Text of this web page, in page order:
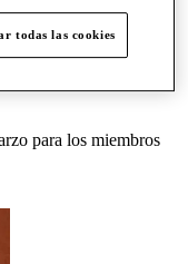
para los miembros
todas las cookies